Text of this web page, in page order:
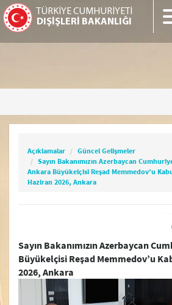
TÜRKİYE CUMHURİYETİ
DIŞİŞLERİ BAKANLIĞI
Memmedov’u Kabulü, 23 Haziran 2026,
Basın Toplantıları
Açıklamalar
Açıklamalar
Güncel Gelişmeler
Sayın Bakanımızın Azerbaycan
Ankara Büyükelçisi Reşad Memmedov’u
Haziran 2026, Ankara
Sayın Bakanımızın Azerbaycan
Büyükelçisi Reşad Memmedov’u
2026, Ankara